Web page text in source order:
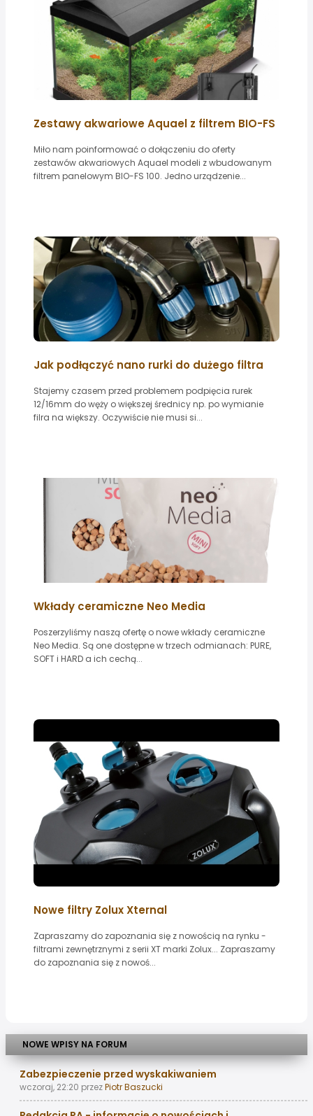
Zestawy akwariowe Aquael z filtrem BIO-FS
Miło nam poinformować o dołączeniu do oferty
zestawów akwariowych Aquael modeli z wbudowanym
filtrem panelowym BIO-FS 100. Jedno urządzenie...
Jak podłączyć nano rurki do dużego filtra
Stajemy czasem przed problemem podpięcia rurek
12/16mm do węży o większej średnicy np. po wymianie
filra na większy. Oczywiście nie musi si...
Wkłady ceramiczne Neo Media
Poszerzyliśmy naszą ofertę o nowe wkłady ceramiczne
Neo Media. Są one dostępne w trzech odmianach: PURE,
SOFT i HARD a ich cechą...
Nowe filtry Zolux Xternal
Zapraszamy do zapoznania się z nowością na rynku -
filtrami zewnętrznymi z serii XT marki Zolux... Zapraszamy
do zapoznania się z nowoś...
NOWE WPISY NA FORUM
Zabezpieczenie przed wyskakiwaniem
wczoraj, 22:20 przezPiotr Baszucki